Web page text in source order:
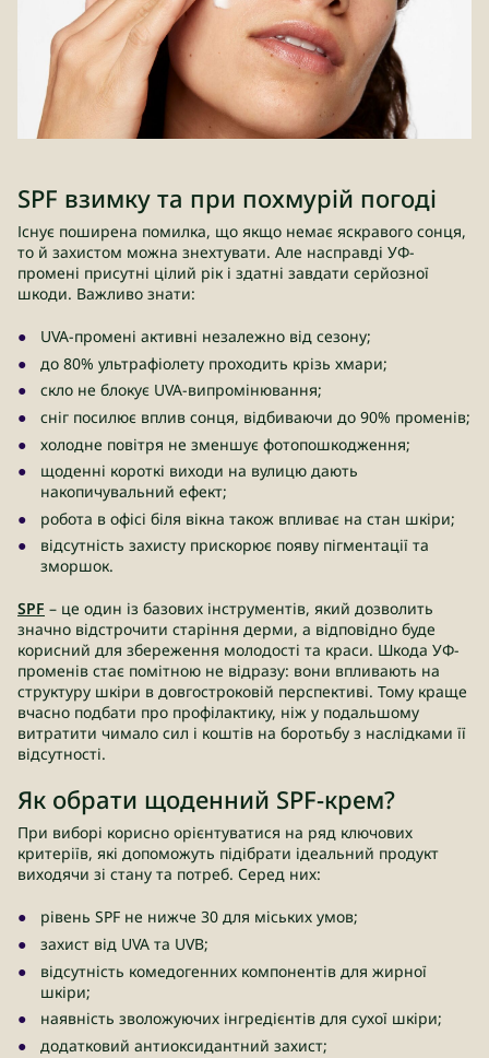
SPF взимку та при похмурій погоді
Існує поширена помилка, що якщо немає яскравого сонця,
то й захистом можна знехтувати. Але насправді УФ-
промені присутні цілий рік і здатні завдати серйозної
шкоди. Важливо знати:
UVA-промені активні незалежно від сезону;
до 80% ультрафіолету проходить крізь хмари;
скло не блокує UVA-випромінювання;
сніг посилює вплив сонця, відбиваючи до 90% променів;
холодне повітря не зменшує фотопошкодження;
щоденні короткі виходи на вулицю дають
накопичувальний ефект;
робота в офісі біля вікна також впливає на стан шкіри;
відсутність захисту прискорює появу пігментації та
зморшок.
SPF – це один із базових інструментів, який дозволить
значно відстрочити старіння дерми, а відповідно буде
корисний для збереження молодості та краси. Шкода УФ-
променів стає помітною не відразу: вони впливають на
структуру шкіри в довгостроковій перспективі. Тому краще
вчасно подбати про профілактику, ніж у подальшому
витратити чимало сил і коштів на боротьбу з наслідками її
відсутності.
Як обрати щоденний SPF-крем?
При виборі корисно орієнтуватися на ряд ключових
критеріїв, які допоможуть підібрати ідеальний продукт
виходячи зі стану та потреб. Серед них:
рівень SPF не нижче 30 для міських умов;
захист від UVA та UVB;
відсутність комедогенних компонентів для жирної
шкіри;
наявність зволожуючих інгредієнтів для сухої шкіри;
додатковий антиоксидантний захист;